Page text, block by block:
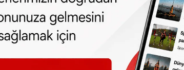
türlü hakkıSONHABER.eu
’ya aittir.
alınan haberler için hukuki işlem